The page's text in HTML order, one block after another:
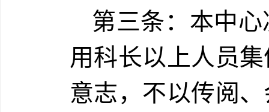
第三条：本中
用科长以上人员
意志，不以传阅